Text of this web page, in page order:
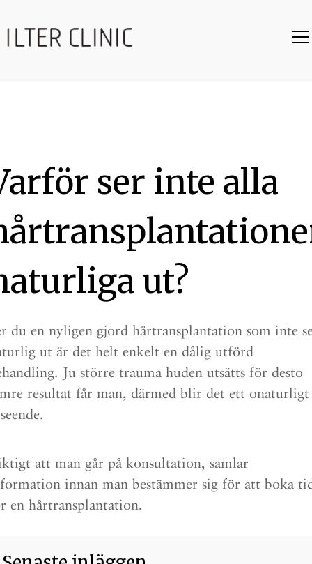
ser inte alla
ut?
du en nyligen gjord hårtransplantation som inte
ut är det helt enkelt en dålig utförd
Ju större trauma huden utsätts för desto
resultat får man, därmed blir det ett onaturligt
att man går på konsultation, samlar
innan man bestämmer sig för att boka
en hårtransplantation.